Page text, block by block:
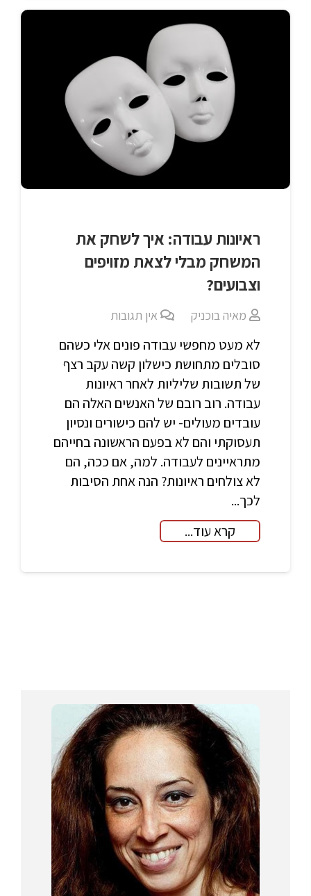
ראיונות עבודה: איך לשחק את
המשחק מבלי לצאת מזויפים
וצבועים?
מאיה בוכניק אין תגובות
לא מעט מחפשי עבודה פונים אלי כשהם
סובלים מתחושת כישלון קשה עקב רצף
של תשובות שליליות לאחר ראיונות
עבודה. רוב רובם של האנשים האלה הם
עובדים מעולים- יש להם כישורים ונסיון
תעסוקתי והם לא בפעם הראשונה בחייהם
מתראיינים לעבודה. למה, אם ככה, הם
לא צולחים ראיונות? הנה אחת הסיבות
לכך...
קרא עוד...